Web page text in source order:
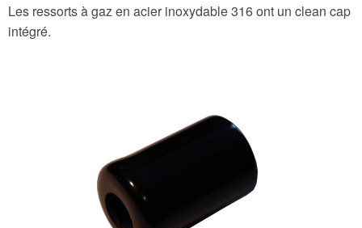
Les ressorts à gaz en acier inoxydable 316 ont un clean cap
intégré.